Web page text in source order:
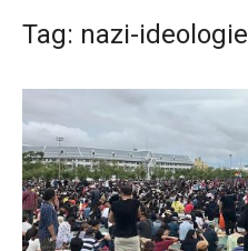
Tag: nazi-ideologie